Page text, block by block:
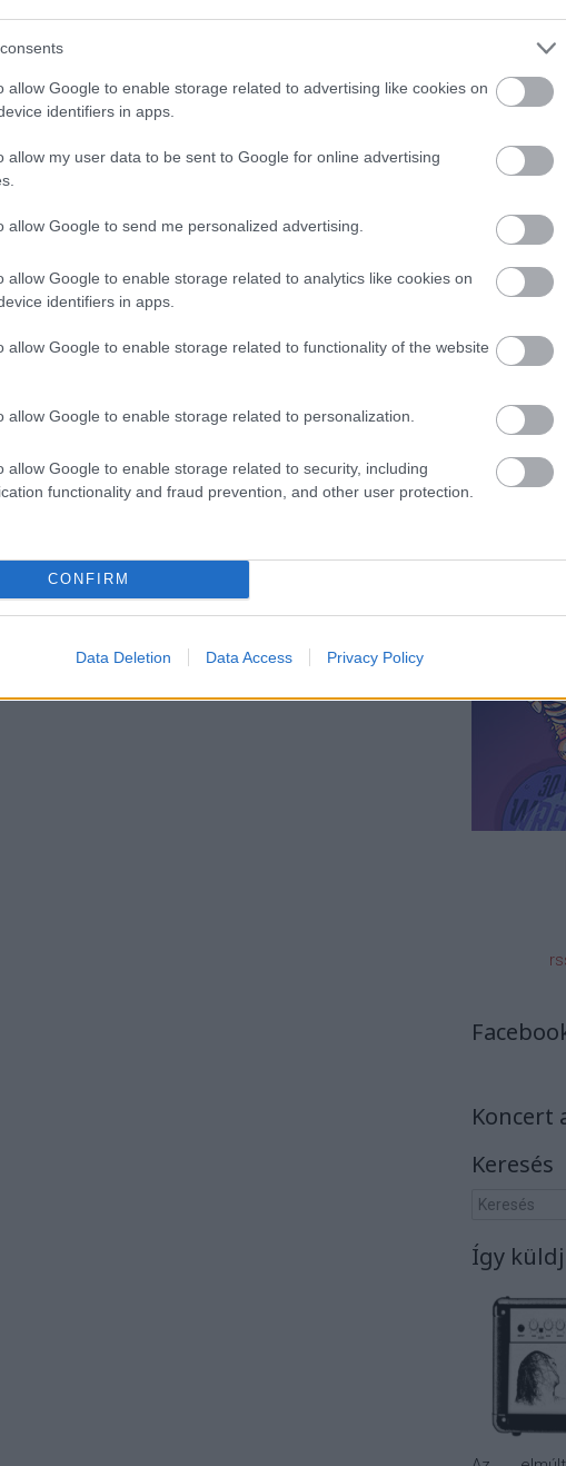
allow Google to enable storage related to advertising like cookies on
identifiers in apps.
allow my user data to be sent to Google for online advertising
allow Google to send me personalized advertising.
allow Google to enable storage related to analytics like cookies on
identifiers in apps.
allow Google to enable storage related to functionality of the website
allow Google to enable storage related to personalization.
allow Google to enable storage related to security, including
functionality and fraud prevention, and other user protection.
CONFIRM
Data Deletion Data Access Privacy Policy
! ‐Belépés Facebookkal
Koncert
Keresés
Így